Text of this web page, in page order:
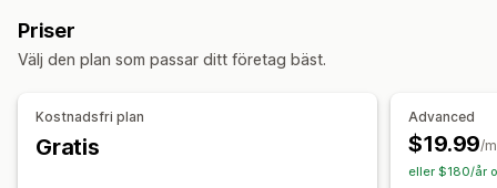
Övervakning av prestanda
Priser
Välj den plan som passar ditt företag bäst.
Kostnadsfri plan
Gratis
Advanced
$19.99/
eller $180/år